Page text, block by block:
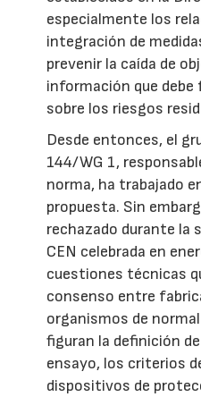
especialmente los
integración de
prevenir la caída de
información que
sobre los riesgos
Desde entonces, el
144/WG 1,
norma, ha trabajado
propuesta. Sin
rechazado durante la
CEN celebrada en
cuestiones técnicas
consenso entre
organismos de
figuran la definición
ensayo, los criterios
dispositivos de